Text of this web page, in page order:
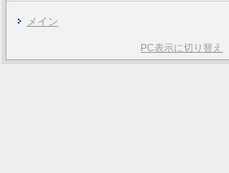
メイン
PC表示に切り替え